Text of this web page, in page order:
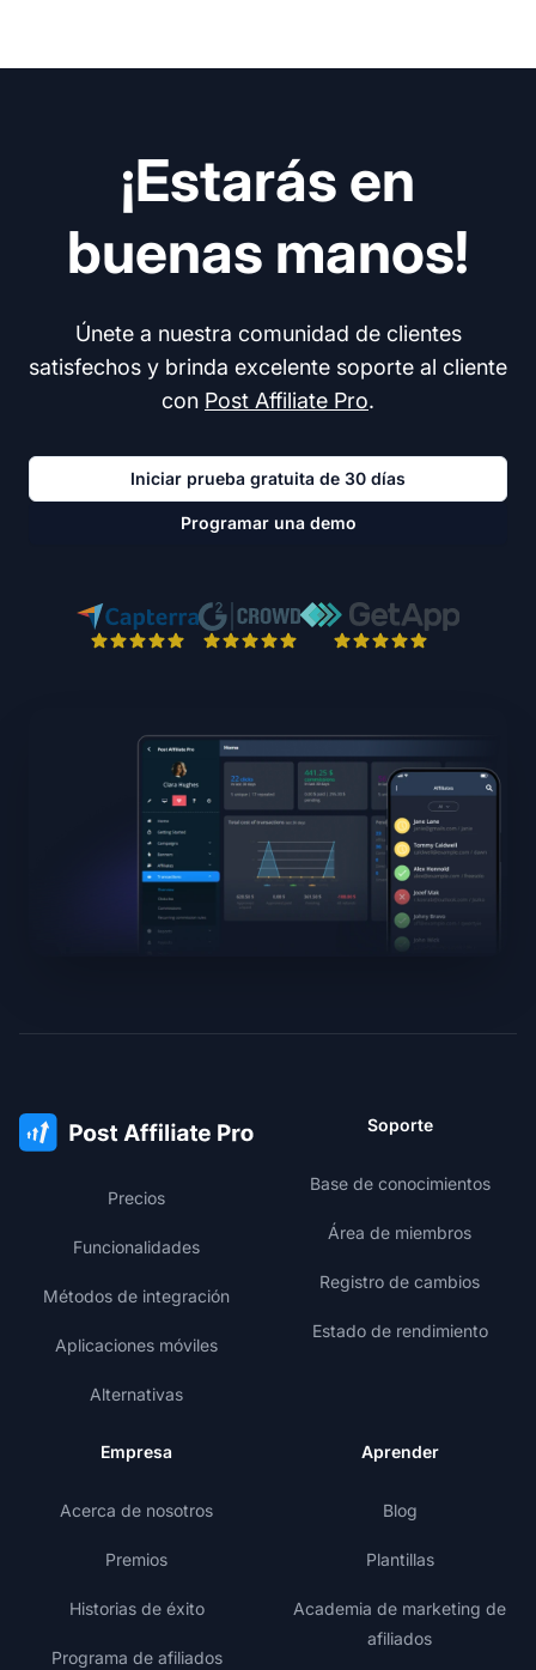
¡Estarás en
buenas manos!
Únete a nuestra comunidad de clientes
satisfechos y brinda excelente soporte al cliente
con Post Affiliate Pro.
Iniciar prueba gratuita de 30 días
Programar una demo
Precios
Funcionalidades
Métodos de integración
Aplicaciones móviles
Alternativas
Soporte
Base de conocimientos
Área de miembros
Registro de cambios
Estado de rendimiento
Empresa
Acerca de nosotros
Premios
Historias de éxito
Programa de afiliados
Aprender
Blog
Plantillas
Academia de marketing de
afiliados